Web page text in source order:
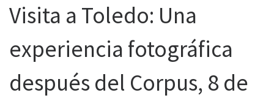
Visita a Toledo: Una
experiencia fotográfica
después del Corpus, 8 de